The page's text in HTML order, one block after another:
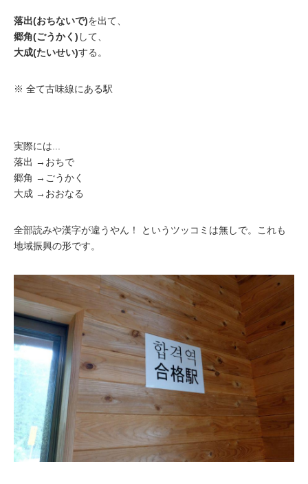
落出(おちないで)を出て、
郷角(ごうかく) して、
大成(たいせい)する。
※ 全て古味線にある駅
実際には...
落出 →おちで
郷角 →ごうかく
大成 →おおなる
全部読みや漢字が違うやん！ というツッコミは無しで。これも
地域振興の形です。